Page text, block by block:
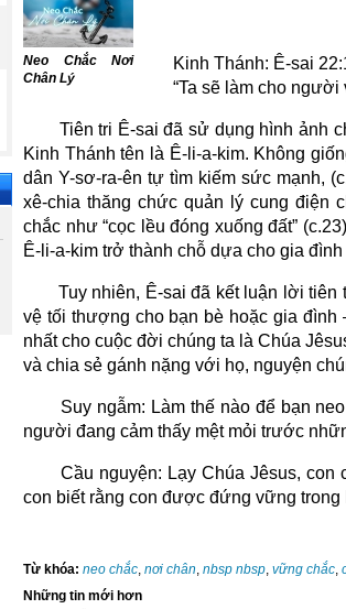
Neo Chắc Nơi
Chân Lý
Kinh Thánh: Ê-sai
“Ta sẽ làm cho
Tiên tri Ê-sai đã sử dụng hình ảnh
Kinh Thánh tên là Ê-li-a-kim. Không
dân Y-sơ-ra-ên tự tìm kiếm sức mạnh,
xê-chia thăng chức quản lý cung điện
chắc như “cọc lều đóng xuống đất”
Ê-li-a-kim trở thành chỗ dựa cho gia
Tuy nhiên, Ê-sai đã kết luận lời
vệ tối thượng cho bạn bè hoặc gia đình
nhất cho cuộc đời chúng ta là Chúa
và chia sẻ gánh nặng với họ, nguyện
Suy ngẫm: Làm thế nào để bạn
người đang cảm thấy mệt mỏi trước
Cầu nguyện: Lạy Chúa Jêsus,
con biết rằng con được đứng vững trong
Từ khóa: neo chắc, nơi chân, nbsp nbsp, vững chắc,
Những tin mới hơn